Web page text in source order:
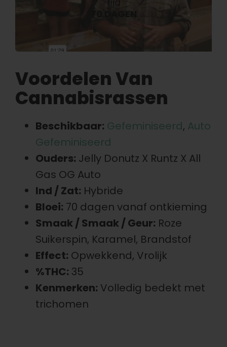
70 DAGEN
Voordelen Van
Cannabisrassen
Beschikbaar: Gefeminiseerd, Auto
Gefeminiseerd
Ouders: Jelly Donutz X Runtz X All
Gas OG Auto
Ind / Zat: Hybride
Bloei: 70 dagen vanaf ontkieming
Smaak / Smaak / Geur: Roze
Suikerspin, Karamel, Brandstof
Effect: Opwekkend, Vrolijk
%THC: 35
Kenmerken: Volledig bedekt met
trichomen